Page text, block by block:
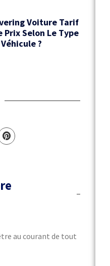
Voiture Tarif
Prix Selon Le Type
?
au courant de tout